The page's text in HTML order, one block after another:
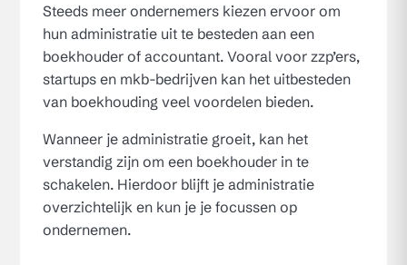
Steeds meer ondernemers kiezen ervoor om
hun administratie uit te besteden aan een
boekhouder of accountant. Vooral voor zzp’ers,
startups en mkb-bedrijven kan het uitbesteden
van boekhouding veel voordelen bieden.
Wanneer je administratie groeit, kan het
verstandig zijn om een boekhouder in te
schakelen. Hierdoor blijft je administratie
overzichtelijk en kun je je focussen op
ondernemen.